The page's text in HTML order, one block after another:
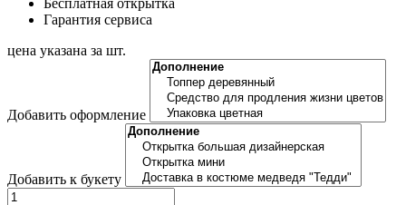
Гарантия сервиса
цена указана за шт.
Добавить оформление
Добавить к букету